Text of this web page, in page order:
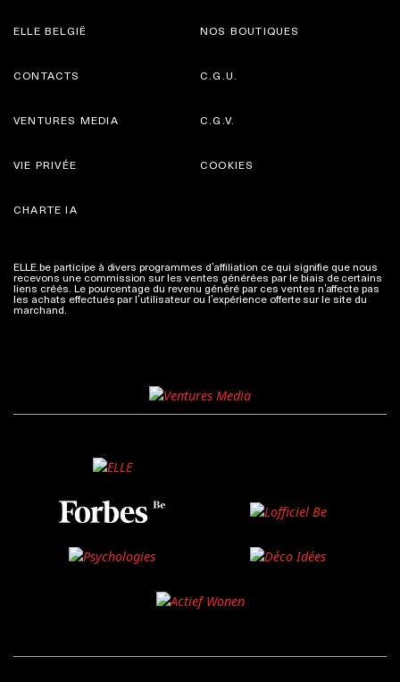
ELLE BELGIË NOS BOUTIQUES
CONTACTS
VENTURES MEDIA
C.G.U.
C.G.V.
VIE PRIVÉE
CHARTE IA
COOKIES
ELLE.be participe à divers programmes d’affiliation ce qui signifie que nous
recevons une commission sur les ventes générées par le biais de certains
liens créés. Le pourcentage du revenu généré par ces ventes n’affecte pas
les achats effectués par l’utilisateur ou l’expérience offerte sur le site du
marchand. Plus d'infos